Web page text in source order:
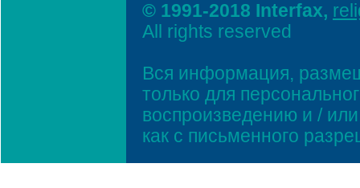
© 1991-2018 Interfax,
All rights reserved
Вся информация,
только для
воспроизведению и /
как с письменного